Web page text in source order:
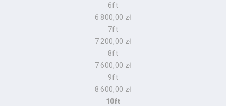
6ft
6 800,00 zł
7ft
7 200,00 zł
8ft
7 600,00 zł
9ft
8 600,00 zł
10ft